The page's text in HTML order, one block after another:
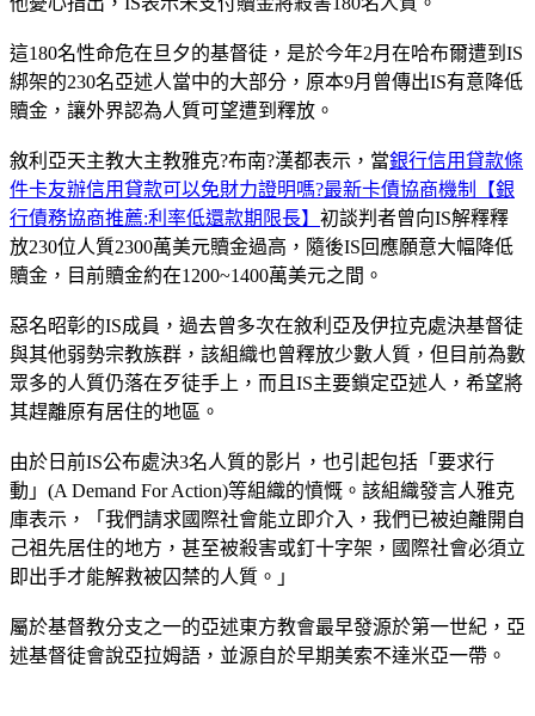
這180名性命危在旦夕的基督徒，是於今年2月在哈布爾遭到IS
綁架的230名亞述人當中的大部分，原本9月曾傳出IS有意降低
贖金，讓外界認為人質可望遭到釋放。
敘利亞天主教大主教雅克?布南?漢都表示，當銀行信用貸款條
件卡友辦信用貸款可以免財力證明嗎?最新卡債協商機制【銀
行債務協商推薦:利率低還款期限長】 初談判者曾向IS解釋釋
放230位人質2300萬美元贖金過高，隨後IS回應願意大幅降低
贖金，目前贖金約在1200~1400萬美元之間。
惡名昭彰的IS成員，過去曾多次在敘利亞及伊拉克處決基督徒
與其他弱勢宗教族群，該組織也曾釋放少數人質，但目前為數
眾多的人質仍落在歹徒手上，而且IS主要鎖定亞述人，希望將
其趕離原有居住的地區。
由於日前IS公布處決3名人質的影片，也引起包括「要求行
動」(A Demand For Action)等組織的憤慨。該組織發言人雅克
庫表示，「我們請求國際社會能立即介入，我們已被迫離開自
己祖先居住的地方，甚至被殺害或釘十字架，國際社會必須立
即出手才能解救被囚禁的人質。」
屬於基督教分支之一的亞述東方教會最早發源於第一世紀，亞
述基督徒會說亞拉姆語，並源自於早期美索不達米亞一帶。